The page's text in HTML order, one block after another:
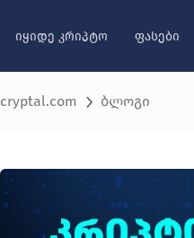
იყიდე კრიპტო ფასები
cryptal.com ბლოგი